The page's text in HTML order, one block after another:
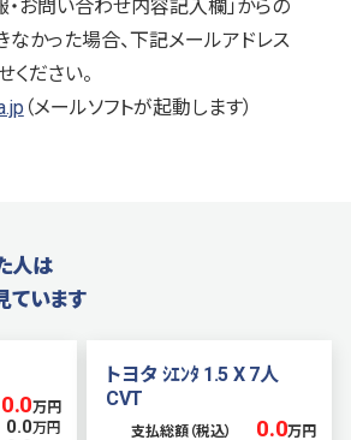
・お問い合わせ内容記入欄」からの
なかった場合、下記メールアドレス
ださい。
（メールソフトが起動します）
人は
ています
0.0万円
0.0万円
トヨタ ｼｴﾝﾀ 1.5 X 7人
CVT
支払総額（税込） 0.0万円